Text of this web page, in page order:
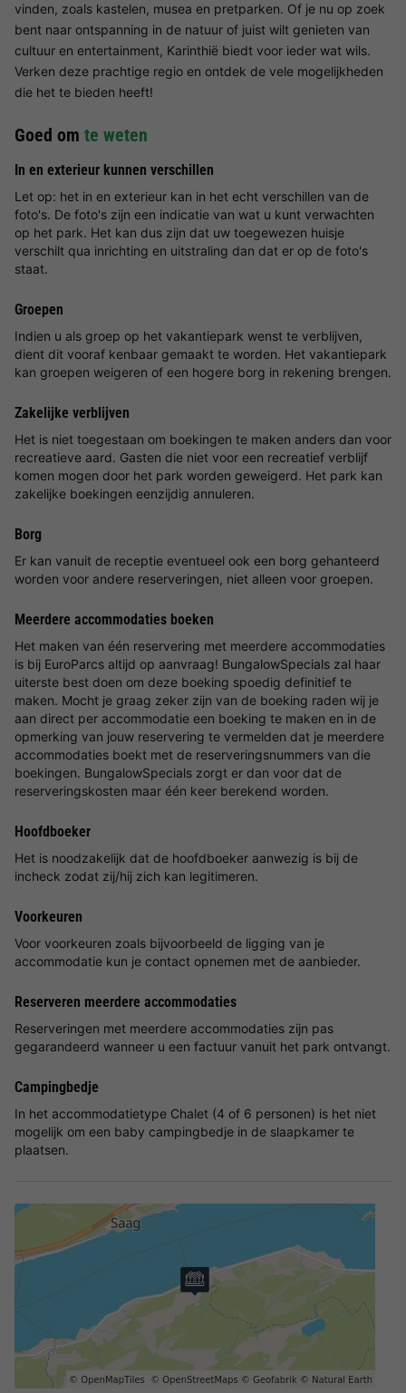
vinden, zoals kastelen, musea en pretparken. Of je nu op zoek
bent naar ontspanning in de natuur of juist wilt genieten van
cultuur en entertainment, Karinthië biedt voor ieder wat wils.
Verken deze prachtige regio en ontdek de vele mogelijkheden
die het te bieden heeft!
Goed om te weten
In en exterieur kunnen verschillen
Let op: het in en exterieur kan in het echt verschillen van de
foto's. De foto's zijn een indicatie van wat u kunt verwachten
op het park. Het kan dus zijn dat uw toegewezen huisje
verschilt qua inrichting en uitstraling dan dat er op de foto's
staat.
Groepen
Indien u als groep op het vakantiepark wenst te verblijven,
dient dit vooraf kenbaar gemaakt te worden. Het vakantiepark
kan groepen weigeren of een hogere borg in rekening brengen.
Zakelijke verblijven
Het is niet toegestaan om boekingen te maken anders dan voor
recreatieve aard. Gasten die niet voor een recreatief verblijf
komen mogen door het park worden geweigerd. Het park kan
zakelijke boekingen eenzijdig annuleren.
Borg
Er kan vanuit de receptie eventueel ook een borg gehanteerd
worden voor andere reserveringen, niet alleen voor groepen.
Meerdere accommodaties boeken
Het maken van één reservering met meerdere accommodaties
is bij EuroParcs altijd op aanvraag! BungalowSpecials zal haar
uiterste best doen om deze boeking spoedig definitief te
maken. Mocht je graag zeker zijn van de boeking raden wij je
aan direct per accommodatie een boeking te maken en in de
opmerking van jouw reservering te vermelden dat je meerdere
accommodaties boekt met de reserveringsnummers van die
boekingen. BungalowSpecials zorgt er dan voor dat de
reserveringskosten maar één keer berekend worden.
Hoofdboeker
Het is noodzakelijk dat de hoofdboeker aanwezig is bij de
incheck zodat zij/hij zich kan legitimeren.
Voorkeuren
Voor voorkeuren zoals bijvoorbeeld de ligging van je
accommodatie kun je contact opnemen met de aanbieder.
Reserveren meerdere accommodaties
Reserveringen met meerdere accommodaties zijn pas
gegarandeerd wanneer u een factuur vanuit het park ontvangt.
Campingbedje
In het accommodatietype Chalet (4 of 6 personen) is het niet
mogelijk om een baby campingbedje in de slaapkamer te
plaatsen.